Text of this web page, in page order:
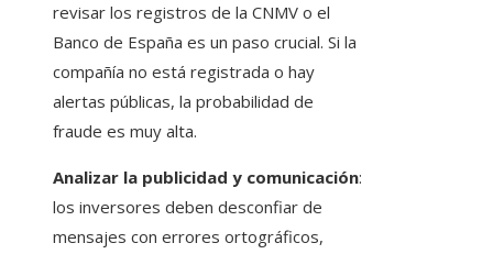
revisar los registros de la CNMV o el
Banco de España es un paso crucial. Si la
compañía no está registrada o hay
alertas públicas, la probabilidad de
fraude es muy alta.
Analizar la publicidad y comunicación:
los inversores deben desconfiar de
mensajes con errores ortográficos,